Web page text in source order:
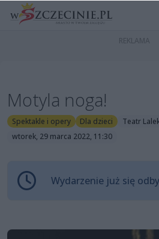
Motyla noga!
Spektakle i opery Dla dzieci
Teatr
wtorek, 29 marca 2022, 11:30
Wydarzenie już się